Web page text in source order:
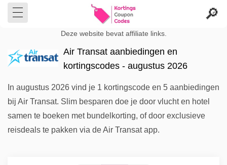
Deze website bevat affiliate links.
Air Transat aanbiedingen en
kortingscodes - augustus 2026
In augustus 2026 vind je 1 kortingscode en 5 aanbiedingen
bij Air Transat. Slim besparen doe je door vlucht en hotel
samen te boeken met bundelkorting, of door exclusieve
reisdeals te pakken via de Air Transat app.